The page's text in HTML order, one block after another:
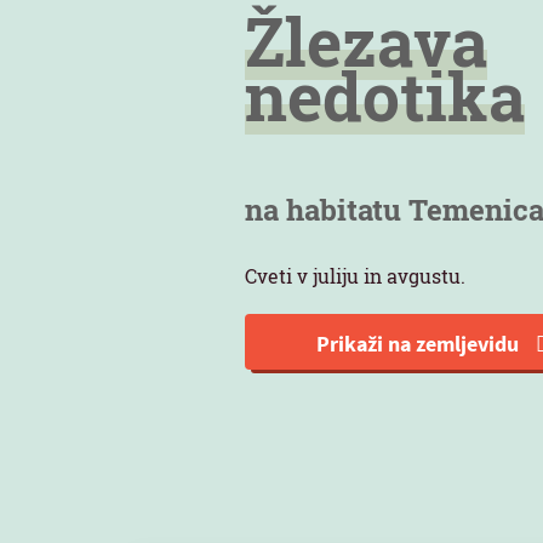
Žlezava
nedotika
na habitatu Temenica
Cveti v juliju in avgustu.
Prikaži na zemljevidu